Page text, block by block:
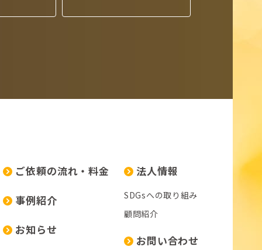
ご依頼の流れ・料金
事例紹介
お知らせ
法人情報
SDGsへの取り組み
顧問紹介
お問い合わせ